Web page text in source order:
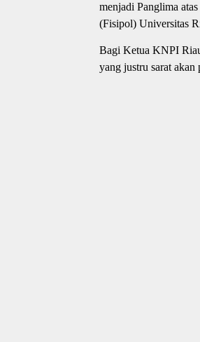
menjadi Panglima
(Fisipol) Universitas
Bagi Ketua KNPI
yang justru sarat